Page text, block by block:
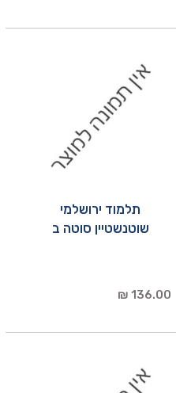
תלמוד ירושלמי
שוטנשטיין סוטה ב
136.00 ₪